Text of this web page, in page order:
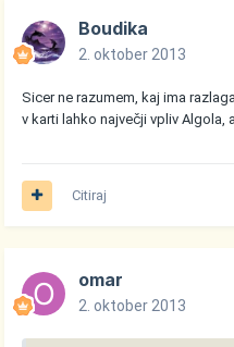
Boudika
2. oktober 2013
Sicer ne razumem, kaj ima
v karti lahko največji vpliv Algola,
Citiraj
omar
2. oktober 2013